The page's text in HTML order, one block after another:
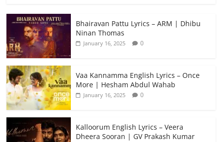
Bhairavan Pattu Lyrics – ARM | Dhibu
Ninan Thomas
January 16, 2025 0
Vaa Kannamma English Lyrics – Once
More | Hesham Abdul Wahab
January 16, 2025 0
Kalloorum English Lyrics – Veera
Dheera Sooran | GV Prakash Kumar